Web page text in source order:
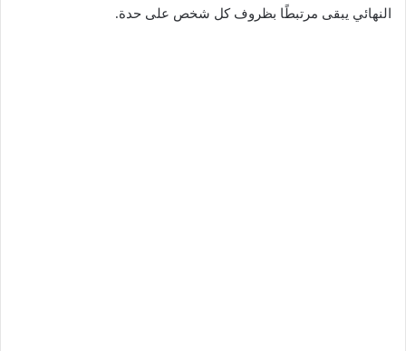
النهائي يبقى مرتبطًا بظروف كل شخص على حدة.